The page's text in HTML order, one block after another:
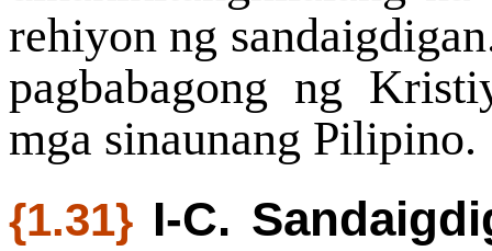
rehiyon ng
pagbabagong ng
mga sinaunang Pilipino.
{1.31} I-C.